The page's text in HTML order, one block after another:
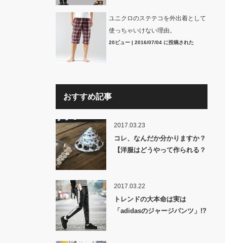
ユニクロのステテコを外出着として
使っちゃいけない理由。
20ビュー| 2016/07/04 に投稿された
おすすめ記事
2017.03.23
コレ、なんだか分かりますか？
【洋服はどうやって作られる？
2017.03.22
トレンドの大本命は実は
「adidasのジャージパンツ」!?